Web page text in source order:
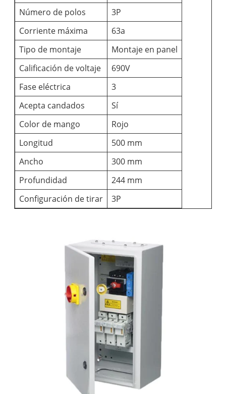
Número de polos
3P
Corriente máxima
63a
Tipo de montaje
Montaje en panel
Calificación de voltaje
690V
Fase eléctrica
3
Acepta candados
Sí
Color de mango
Rojo
Longitud
500 mm
Ancho
300 mm
Profundidad
244 mm
Configuración de tirar
3P